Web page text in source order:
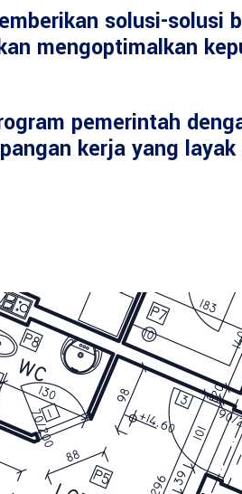
solusi-solusi
mengoptimalkan
pemerintah
kerja yang layak